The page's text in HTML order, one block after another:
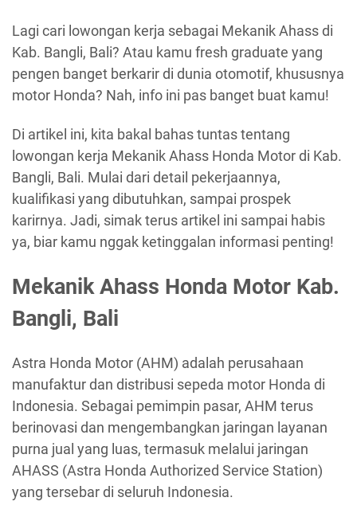
Lagi cari lowongan kerja sebagai Mekanik Ahass di
Kab. Bangli, Bali? Atau kamu fresh graduate yang
pengen banget berkarir di dunia otomotif, khususnya
motor Honda? Nah, info ini pas banget buat kamu!
Di artikel ini, kita bakal bahas tuntas tentang
lowongan kerja Mekanik Ahass Honda Motor di Kab.
Bangli, Bali. Mulai dari detail pekerjaannya,
kualifikasi yang dibutuhkan, sampai prospek
karirnya. Jadi, simak terus artikel ini sampai habis
ya, biar kamu nggak ketinggalan informasi penting!
Mekanik Ahass Honda Motor Kab.
Bangli, Bali
Astra Honda Motor (AHM) adalah perusahaan
manufaktur dan distribusi sepeda motor Honda di
Indonesia. Sebagai pemimpin pasar, AHM terus
berinovasi dan mengembangkan jaringan layanan
purna jual yang luas, termasuk melalui jaringan
AHASS (Astra Honda Authorized Service Station)
yang tersebar di seluruh Indonesia.